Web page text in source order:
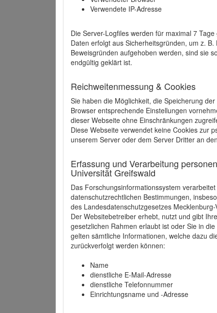
Verwendete IP-Adresse
Die Server-Logfiles werden für maximal 7
Daten erfolgt aus Sicherheitsgründen, um z.
Beweisgründen aufgehoben werden, sind sie
endgültig geklärt ist.
Reichweitenmessung & Cookies
Sie haben die Möglichkeit, die Speicherung
Browser entsprechende Einstellungen
dieser Webseite ohne Einschränkungen
Diese Webseite verwendet keine Cookies zur
unserem Server oder dem Server Dritter an
Erfassung und Verarbeitung
Universität Greifswald
Das Forschungsinformationssystem
datenschutzrechtlichen Bestimmungen,
des Landesdatenschutzgesetzes
Der Websitebetreiber erhebt, nutzt und gibt
gesetzlichen Rahmen erlaubt ist oder Sie in
gelten sämtliche Informationen, welche dazu
zurückverfolgt werden können:
Name
dienstliche E-Mail-Adresse
dienstliche Telefonnummer
Einrichtungsname und -Adresse